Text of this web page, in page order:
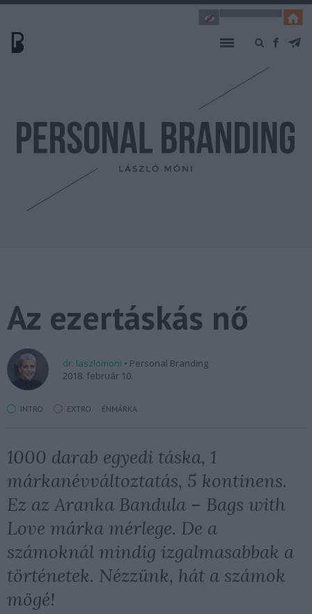
KÖNYV
Az ezertáskás nő
dr. laszlomoni • Personal Branding
2018. február 10.
INTRO EXTRO ÉNMÁRKA
1000 darab egyedi táska, 1
márkanévváltoztatás, 5 kontinens.
Ez az Aranka Bandula – Bags with
Love márka mérlege. De a
számoknál mindig izgalmasabbak a
történetek. Nézzünk, hát a számok
mögé!